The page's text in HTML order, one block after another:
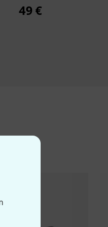
49 €